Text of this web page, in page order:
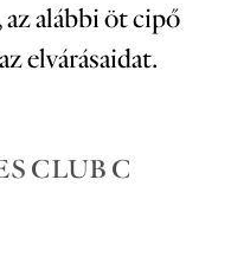
alábbi öt cipő
elvárásaidat.
CLUB C